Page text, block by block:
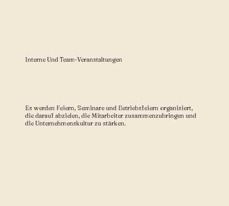
Interne Und Team-Veranstaltungen
Es werden Feiern, Seminare und Betriebsfeiern organisiert,
die darauf abzielen, die Mitarbeiter zusammenzubringen und
die Unternehmenskultur zu stärken.